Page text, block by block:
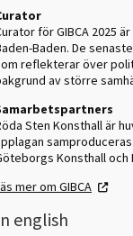
för GIBCA 2025
Baden. De
reflekterar över
av större
Sten Konsthall är
Konsthall
mer om GIBCA
english